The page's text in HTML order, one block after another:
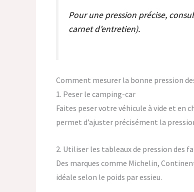
Pour une pression précise,
carnet d’entretien).
Comment mesurer la bonne pression
1. Peser le camping-car
Faites peser votre véhicule à vide et en
permet d’ajuster précisément la
2. Utiliser les tableaux de pression des
Des marques comme Michelin,
idéale selon le poids par essieu.